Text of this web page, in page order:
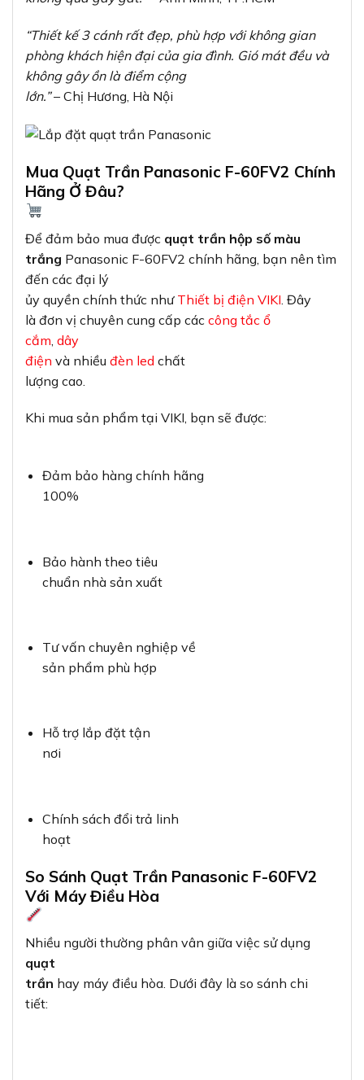
“Thiết kế 3 cánh rất đẹp, phù hợp với không gian
phòng khách hiện đại của gia đình. Gió mát đều và
không gây ồn là điểm cộng
lớn.”– Chị Hương, Hà Nội
Mua Quạt Trần Panasonic F-60FV2 Chính
Hãng Ở Đâu?
Để đảm bảo mua được quạt trần hộp số màu
trắng Panasonic F-60FV2 chính hãng, bạn nên tìm
đến các đại lý
ủy quyền chính thức như Thiết bị điện VIKI . Đây
là đơn vị chuyên cung cấp các công tắc ổ
cắm dây
điện và nhiều đèn led chất
lượng cao.
Khi mua sản phẩm tại VIKI, bạn sẽ được:
Đảm bảo hàng chính hãng
100%
Bảo hành theo tiêu
chuẩn nhà sản xuất
Tư vấn chuyên nghiệp về
sản phẩm phù hợp
Hỗ trợ lắp đặt tận
nơi
Chính sách đổi trả linh
hoạt
So Sánh Quạt Trần Panasonic F-60FV2
Với Máy Điều Hòa
Nhiều người thường phân vân giữa việc sử dụng
quạt
trần hay máy điều hòa. Dưới đây là so sánh chi
tiết: